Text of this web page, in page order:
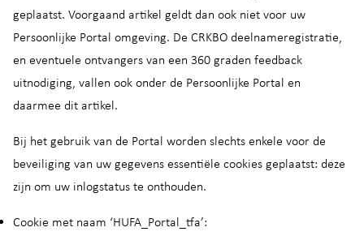
geplaatst. Voorgaand artikel geldt dan ook niet voor uw
Persoonlijke Portal omgeving. De CRKBO deelnameregistratie,
en eventuele ontvangers van een 360 graden feedback
uitnodiging, vallen ook onder de Persoonlijke Portal en
daarmee dit artikel.
Bij het gebruik van de Portal worden slechts enkele voor de
beveiliging van uw gegevens essentiële cookies geplaatst: deze
zijn om uw inlogstatus te onthouden.
Cookie met naam ‘HUFA_Portal_tfa’: